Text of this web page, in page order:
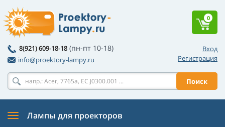
Вход
Регистрация
8(921) 609-18-18 (пн-пт 10-18)
info@proektory-lampy.ru
Поиск
0
Лампы для проекторов